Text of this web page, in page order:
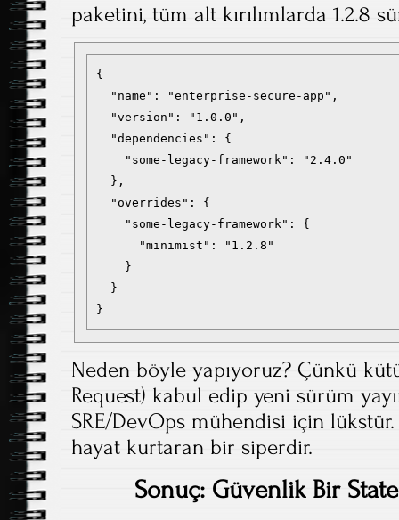
paketini, tüm alt kırılımlarda 1.2.8
{
  "name": "enterprise-secure-app",
  "version": "1.0.0",
  "dependencies": {
    "some-legacy-framework": "2.4.0"
  },
  "overrides": {
    "some-legacy-framework": {
      "minimist": "1.2.8"
    }
  }
}
Neden böyle yapıyoruz? Çünkü
Request) kabul edip yeni sürüm
SRE/DevOps mühendisi için
hayat kurtaran bir siperdir.
Sonuç: Güvenlik Bir